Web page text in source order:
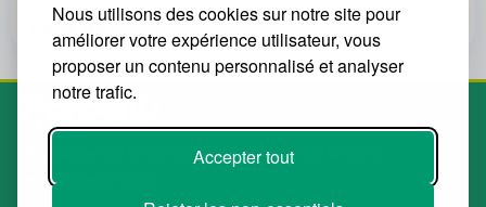
Nous utilisons des cookies sur notre site pour
améliorer votre expérience utilisateur, vous
proposer un contenu personnalisé et analyser
notre trafic.
Accepter tout
2
Spécialiste des terrains à bâtir. Le plus grand choix de
terrains de la région.